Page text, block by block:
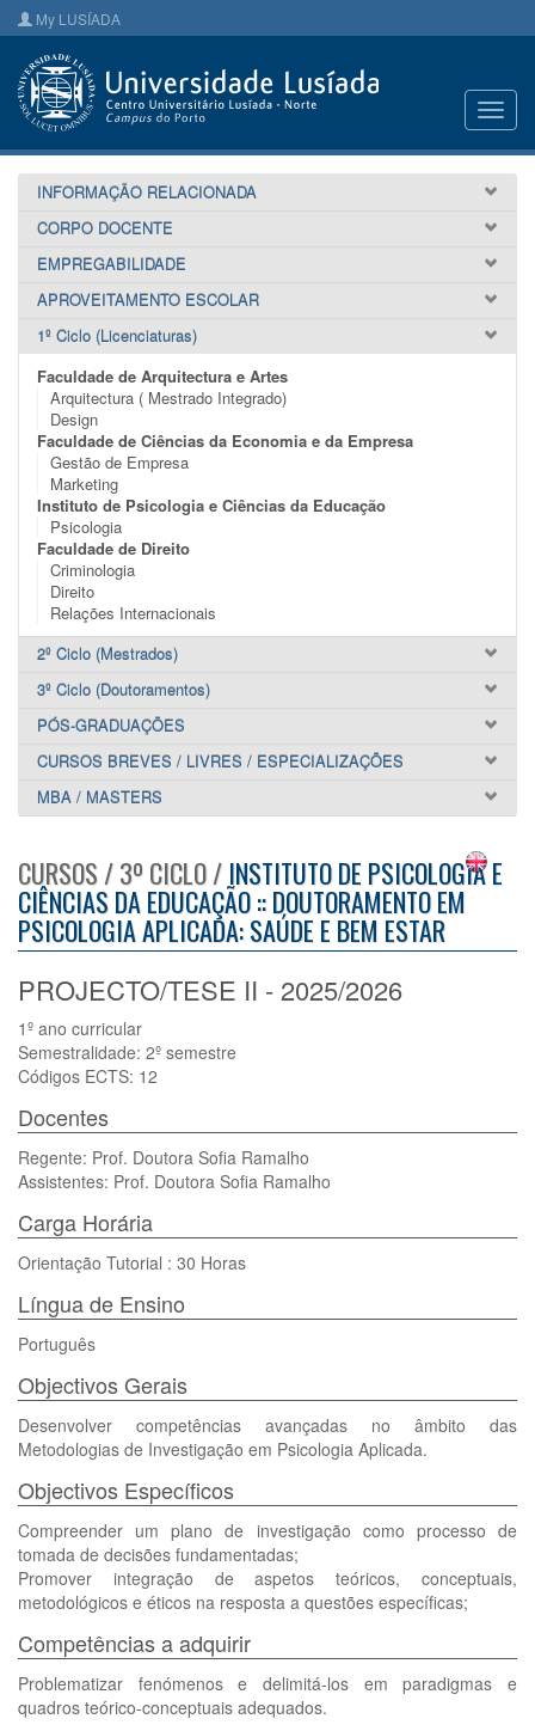
My LUSÍADA
INFORMAÇÃO RELACIONADA
CORPO DOCENTE
EMPREGABILIDADE
APROVEITAMENTO ESCOLAR
1º Ciclo (Licenciaturas)
Faculdade de Arquitectura e Artes
Arquitectura ( Mestrado Integrado)
Design
Faculdade de Ciências da Economia e da Empresa
Gestão de Empresa
Marketing
Instituto de Psicologia e Ciências da Educação
Psicologia
Faculdade de Direito
Criminologia
Direito
Relações Internacionais
2º Ciclo (Mestrados)
3º Ciclo (Doutoramentos)
PÓS-GRADUAÇÕES
CURSOS BREVES / LIVRES / ESPECIALIZAÇÕES
MBA / MASTERS
CURSOS / 3º CICLO / INSTITUTO DE PSICOLOGIA E
CIÊNCIAS DA EDUCAÇÃO :: DOUTORAMENTO EM
PSICOLOGIA APLICADA: SAÚDE E BEM ESTAR
PROJECTO/TESE II - 2025/2026
1º ano curricular
Semestralidade: 2º semestre
Códigos ECTS: 12
Docentes
Regente: Prof. Doutora Sofia Ramalho
Assistentes: Prof. Doutora Sofia Ramalho
Carga Horária
Orientação Tutorial : 30 Horas
Língua de Ensino
Português
Objectivos Gerais
Desenvolver competências avançadas no âmbito das
Metodologias de Investigação em Psicologia Aplicada.
Objectivos Específicos
Compreender um plano de investigação como processo de
tomada de decisões fundamentadas;
Promover integração de aspetos teóricos, conceptuais,
metodológicos e éticos na resposta a questões específicas;
Competências a adquirir
Problematizar fenómenos e delimitá-los em paradigmas e
quadros teórico-conceptuais adequados.